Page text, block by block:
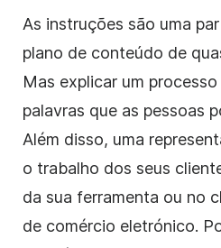
As instruções são uma
plano de conteúdo de
Mas explicar um
palavras que as pessoas
Além disso, uma
o trabalho dos seus
da sua ferramenta ou no
de comércio eletrónico.